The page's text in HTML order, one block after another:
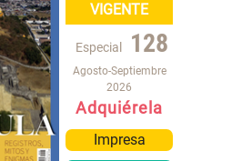
VIGENTE
Especial 128
Agosto-Septiembre
2026
Adquiérela
Impresa